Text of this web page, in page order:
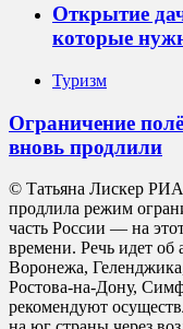
Открытие
которые
Туризм
Ограничение
вновь продлили
© Татьяна Лискер
продлила режим
часть России — на
времени. Речь идет об
Воронежа,
Ростова-на-Дону,
рекомендуют